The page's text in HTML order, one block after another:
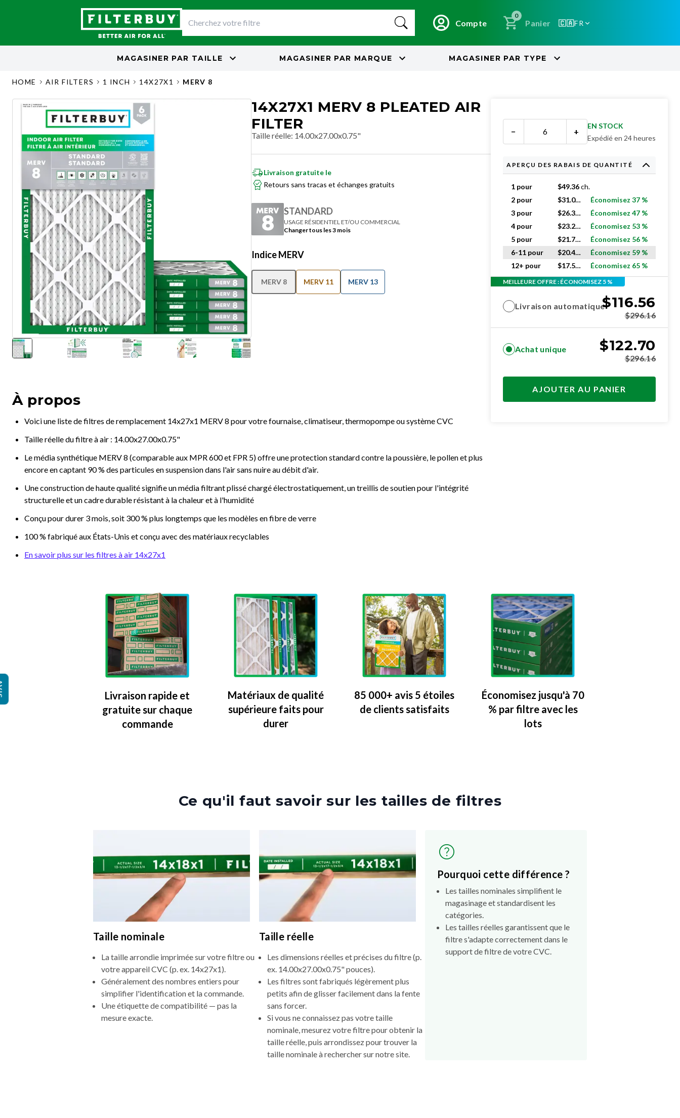
Compte
0
Panier 🇨🇦FR
MAGASINER PAR TAILLE MAGASINER PAR MARQUE MAGASINER PAR TYPE
HOME AIR FILTERS 1 INCH 14X27X1 MERV 8
14X27X1 MERV 8 PLEATED AIR
FILTER
Taille réelle: 14.00x27.00x0.75"
Livraison gratuite le
Retours sans tracas et échanges gratuits
STANDARD
USAGE RÉSIDENTIEL ET/OU COMMERCIAL
Changer tous les 3 mois
Indice MERV
MERV 8 MERV 11 MERV 13
À propos
Voici une liste de filtres de remplacement 14x27x1 MERV 8 pour votre fournaise, climatiseur, thermopompe ou système CVC
Taille réelle du filtre à air : 14.00x27.00x0.75"
Le média synthétique MERV 8 (comparable aux MPR 600 et FPR 5) offre une protection standard contre la poussière, le pollen et plus
encore en captant 90 % des particules en suspension dans l'air sans nuire au débit d'air.
Une construction de haute qualité signifie un média filtrant plissé chargé électrostatiquement, un treillis de soutien pour l'intégrité
structurelle et un cadre durable résistant à la chaleur et à l'humidité
Conçu pour durer 3 mois, soit 300 % plus longtemps que les modèles en fibre de verre
100 % fabriqué aux États-Unis et conçu avec des matériaux recyclables
En savoir plus sur les filtres à air 14x27x1
− +
EN STOCK
Expédié en 24 heures
APERÇU DES RABAIS DE QUANTITÉ
1 pour $49.36ch.
2 pour
$31.02
Économisez 37 %
3 pour
$26.33
Économisez 47 %
4 pour
$23.26
Économisez 53 %
5 pour
$21.71
Économisez 56 %
6-11 pour
$20.45
Économisez 59 %
12+ pour
$17.51 Économisez 65 %
MEILLEURE OFFRE : ÉCONOMISEZ 5 %
Livraison automatique$116.56
$296.16
Achat unique $122.70
$296.16
AJOUTER AU PANIER
Livraison rapide et
gratuite sur chaque
commande
Matériaux de qualité
supérieure faits pour
durer
85 000+ avis 5 étoiles
de clients satisfaits
Économisez jusqu'à 70
% par filtre avec les
lots
Ce qu'il faut savoir sur les tailles de filtres
Taille nominale
La taille arrondie imprimée sur votre filtre ou
votre appareil CVC (p. ex. 14x27x1).
Généralement des nombres entiers pour
simplifier l'identification et la commande.
Une étiquette de compatibilité — pas la
mesure exacte.
Taille réelle
Les dimensions réelles et précises du filtre (p.
ex. 14.00x27.00x0.75" pouces).
Les filtres sont fabriqués légèrement plus
petits afin de glisser facilement dans la fente
sans forcer.
Si vous ne connaissez pas votre taille
nominale, mesurez votre filtre pour obtenir la
taille réelle, puis arrondissez pour trouver la
taille nominale à rechercher sur notre site.
Pourquoi cette différence ?
Les tailles nominales simplifient le
magasinage et standardisent les
catégories.
Les tailles réelles garantissent que le
filtre s'adapte correctement dans le
support de filtre de votre CVC.